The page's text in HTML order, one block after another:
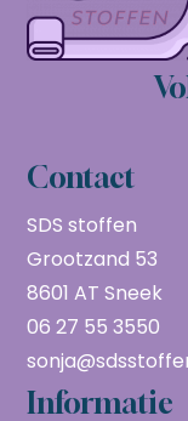
Contact
SDS stoffen
Grootzand 53
8601 AT Sneek
06 27 55 3550
Informatie